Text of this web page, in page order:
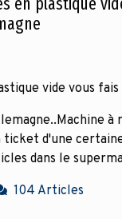
vide vous fais
à
ticket d'une
dans le
104 Articles